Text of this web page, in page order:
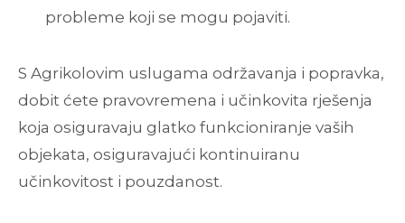
probleme koji se mogu pojaviti.
S Agrikolovim uslugama održavanja i popravka,
dobit ćete pravovremena i učinkovita rješenja
koja osiguravaju glatko funkcioniranje vaših
objekata, osiguravajući kontinuiranu
učinkovitost i pouzdanost.